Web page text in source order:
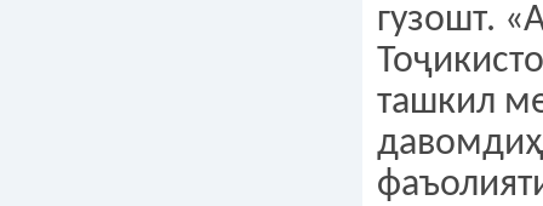
гузошт.
ташкил